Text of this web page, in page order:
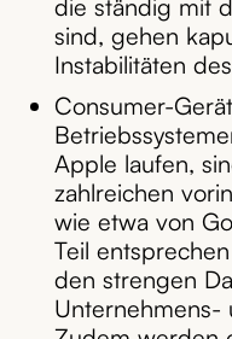
die ständig mit
sind, gehen
Instabilitäten
Consumer-
Apple laufen,
zahlreichen
wie etwa von
Teil
den strengen
Unternehmens-